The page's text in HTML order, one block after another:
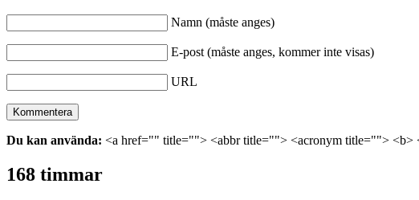
Namn (måste anges)
E-post (måste anges, kommer inte visas)
URL
Du kan använda: <a href="" title=""> <abbr title=""> <acronym title=""> <b>
168 timmar